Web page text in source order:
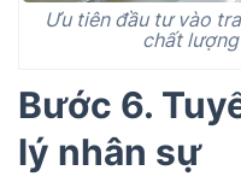
Ưu tiên đầu tư vào
chất
Bước 6.
lý nhân sự